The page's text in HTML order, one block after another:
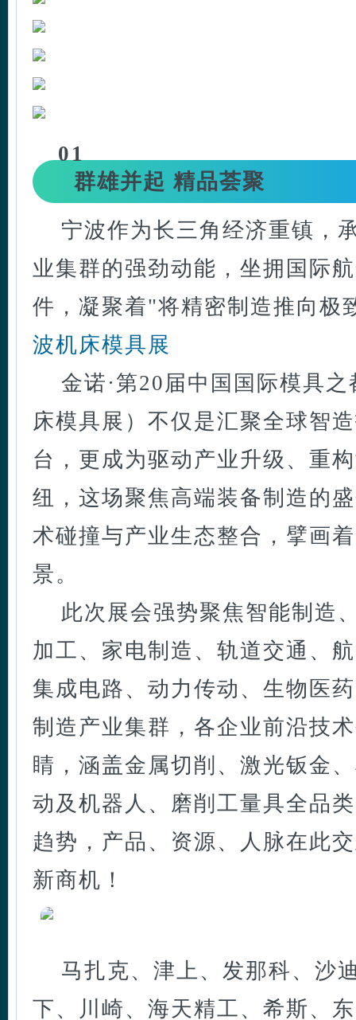
01
群雄并起 精品荟聚
宁波作为长三角经济重镇，
业集群的强劲动能，坐拥国际
件，凝聚着"将精密制造推向极
波机床模具展
金诺·第20届中国国际模具
床模具展）不仅是汇聚全球智
台，更成为驱动产业升级、重
纽，这场聚焦高端装备制造的
术碰撞与产业生态整合，擘画
景。
此次展会强势聚焦智能制造
加工、家电制造、轨道交通、
集成电路、动力传动、生物医
制造产业集群，各企业前沿技
睛，涵盖金属切削、激光钣金
动及机器人、磨削工量具全品
趋势，产品、资源、人脉在此
新商机！
马扎克、津上、发那科、沙
下、川崎、海天精工、希斯、